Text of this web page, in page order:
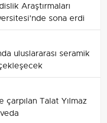
Araştırmaları
sona erdi
uluslararası seramik
Talat Yılmaz